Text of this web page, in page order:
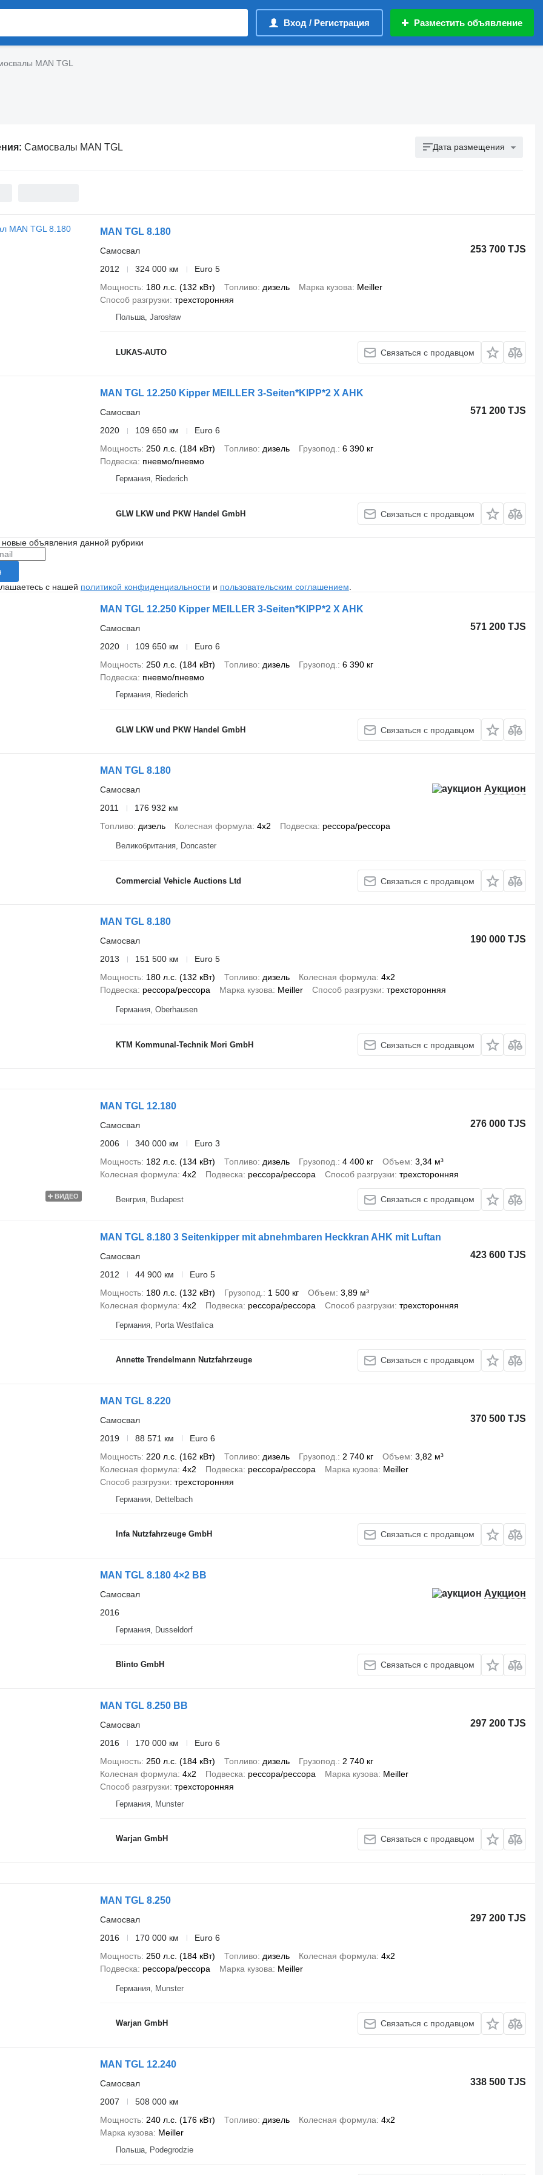
Вход / Регистрация Разместить объявление
MAN TGL
Самосвалы MAN TGL Дата размещения
MAN TGL 8.180
253 700 TJS
Самосвал
2012
324 000 км
Euro 5
Мощность 180 л.с. (132 кВт) Топливо дизель Марка кузова
Meiller
Способ разгрузки трехсторонняя
Польша, Jarosław
LUKAS-AUTO Связаться с продавцом
MAN TGL 12.250 Kipper MEILLER 3-Seiten*KIPP*2 X AHK
571 200 TJS
Самосвал
2020
109 650 км
Euro 6
Мощность 250 л.с. (184 кВт) Топливо дизель Грузопод.
6 390 кг
Подвеска
пневмо/пневмо
Германия, Riederich
GLW LKW und PKW Handel GmbH Связаться с продавцом
объявления данной рубрики
с нашей политикой конфиденциальности и пользовательским соглашением
MAN TGL 12.250 Kipper MEILLER 3-Seiten*KIPP*2 X AHK
571 200 TJS
Самосвал
2020
109 650 км
Euro 6
Мощность 250 л.с. (184 кВт) Топливо дизель Грузопод.
6 390 кг
Подвеска
пневмо/пневмо
Германия, Riederich
GLW LKW und PKW Handel GmbH Связаться с продавцом
MAN TGL 8.180
Аукцион
Самосвал
2011
176 932 км
Топливо
дизель Колесная формула 4x2 Подвеска рессора/рессора
Великобритания, Doncaster
Commercial Vehicle Auctions Ltd Связаться с продавцом
MAN TGL 8.180
190 000 TJS
Самосвал
2013
151 500 км
Euro 5
Мощность 180 л.с. (132 кВт) Топливо дизель Колесная формула 4x2
Подвеска
рессора/рессора Марка кузова Meiller Способ разгрузки трехсторонняя
Германия, Oberhausen
KTM Kommunal-Technik Mori GmbH Связаться с продавцом
ВИДЕО
MAN TGL 12.180
276 000 TJS
Самосвал
2006
340 000 км
Euro 3
Мощность 182 л.с. (134 кВт) Топливо дизель Грузопод. 4 400 кг Объем 3,34 м³
Колесная формула 4x2 Подвеска рессора/рессора Способ разгрузки трехсторонняя
Венгрия, Budapest Связаться с продавцом
MAN TGL 8.180 3 Seitenkipper mit abnehmbaren Heckkran AHK mit Luftan
423 600 TJS
Самосвал
2012
44 900 км
Euro 5
Мощность 180 л.с. (132 кВт) Грузопод. 1 500 кг Объем 3,89 м³
Колесная формула 4x2 Подвеска рессора/рессора Способ разгрузки трехсторонняя
Германия, Porta Westfalica
Annette Trendelmann Nutzfahrzeuge Связаться с продавцом
MAN TGL 8.220
370 500 TJS
Самосвал
2019
88 571 км
Euro 6
Мощность 220 л.с. (162 кВт) Топливо дизель Грузопод. 2 740 кг Объем 3,82 м³
Колесная формула 4x2 Подвеска рессора/рессора Марка кузова
Meiller
Способ разгрузки трехсторонняя
Германия, Dettelbach
Infa Nutzfahrzeuge GmbH Связаться с продавцом
MAN TGL 8.180 4×2 BB
Аукцион
Самосвал
2016
Германия, Dusseldorf
Blinto GmbH Связаться с продавцом
MAN TGL 8.250 BB
297 200 TJS
Самосвал
2016
170 000 км
Euro 6
Мощность 250 л.с. (184 кВт) Топливо дизель Грузопод.
2 740 кг
Колесная формула 4x2 Подвеска рессора/рессора Марка кузова
Meiller
Способ разгрузки трехсторонняя
Германия, Munster
Warjan GmbH Связаться с продавцом
MAN TGL 8.250
297 200 TJS
Самосвал
2016
170 000 км
Euro 6
Мощность 250 л.с. (184 кВт) Топливо дизель Колесная формула 4x2
Подвеска
рессора/рессора Марка кузова Meiller
Германия, Munster
Warjan GmbH Связаться с продавцом
MAN TGL 12.240
338 500 TJS
Самосвал
2007
508 000 км
Мощность 240 л.с. (176 кВт) Топливо дизель Колесная формула 4x2
Марка кузова
Meiller
Польша, Podegrodzie